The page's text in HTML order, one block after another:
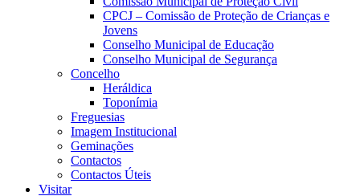
CPCJ – Comissão de Proteção de Crianças e
Jovens
Conselho Municipal de Educação
Conselho Municipal de Segurança
Concelho
Heráldica
Toponímia
Freguesias
Imagem Institucional
Geminações
Contactos
Contactos Úteis
Visitar